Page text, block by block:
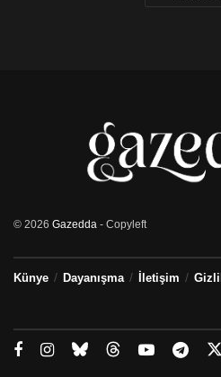
© 2026 Gazedda - Copyleft
Künye Dayanışma İletişim